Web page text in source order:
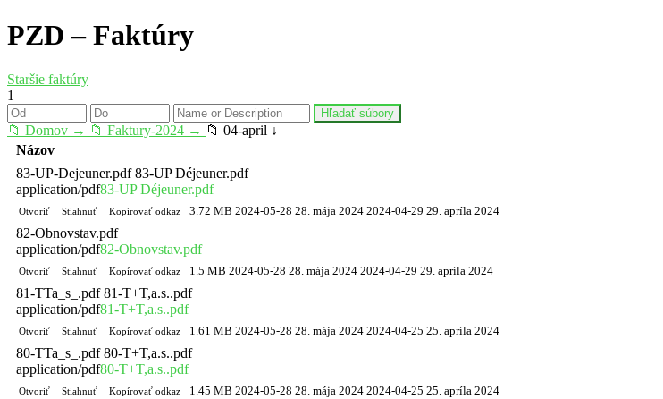
PZD – Faktúry
Staršie faktúry
1
📁 Domov → 📁 Faktury-2024 → 📁 04-april ↓
Názov
83-UP-Dejeuner.pdf 83-UP Déjeuner.pdf
application/pdf83-UP Déjeuner.pdf
Otvoriť Stiahnuť Kopírovať odkaz 3.72 MB 2024-05-28 28. mája 2024 2024-04-29 29. apríla 2024
82-Obnovstav.pdf
application/pdf82-Obnovstav.pdf
Otvoriť Stiahnuť Kopírovať odkaz 1.5 MB 2024-05-28 28. mája 2024 2024-04-29 29. apríla 2024
81-TTa_s_.pdf 81-T+T,a.s..pdf
application/pdf81-T+T,a.s..pdf
Otvoriť Stiahnuť Kopírovať odkaz 1.61 MB 2024-05-28 28. mája 2024 2024-04-25 25. apríla 2024
80-TTa_s_.pdf 80-T+T,a.s..pdf
application/pdf80-T+T,a.s..pdf
Otvoriť Stiahnuť Kopírovať odkaz 1.45 MB 2024-05-28 28. mája 2024 2024-04-25 25. apríla 2024